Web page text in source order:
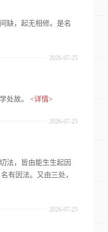
缺，起无相修。是名
2026-07-25
处故。 <详情>
2026-07-25
法，皆由能生生起因
有因法。又由三处，
2026-07-25